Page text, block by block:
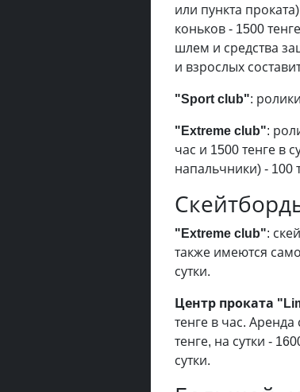
или пункта
коньков - 1500
шлем и средства
и взрослых
"Sport club":
"Extreme club":
час и 1500 тенге в
напальчники) - 100
"Extreme club":
также имеются
сутки.
Центр проката
тенге в час. Аренда
тенге, на сутки -
сутки.